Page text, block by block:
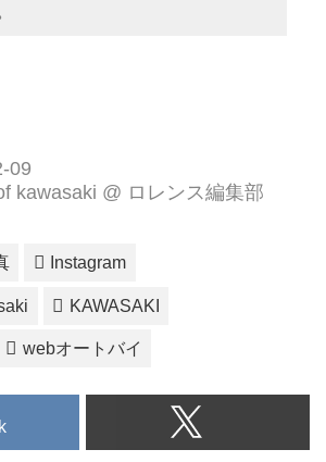
09
kawasaki @ ロレンス編集部
Instagram
KAWASAKI
webオートバイ